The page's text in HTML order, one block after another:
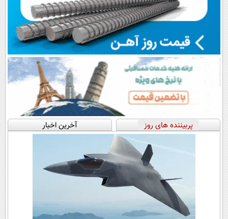
پربیننده های روز آخرین اخبار